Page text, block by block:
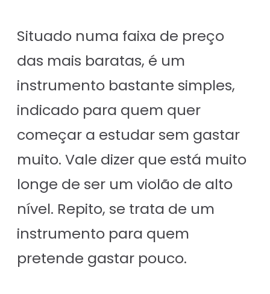
Situado numa faixa de preço
das mais baratas, é um
instrumento bastante simples,
indicado para quem quer
começar a estudar sem gastar
muito. Vale dizer que está muito
longe de ser um violão de alto
nível. Repito, se trata de um
instrumento para quem
pretende gastar pouco.